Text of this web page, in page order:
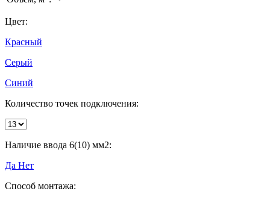
Цвет:
Красный
Серый
Синий
Количество точек подключения:
Наличие ввода 6(10) мм2:
Да Нет
Способ монтажа: